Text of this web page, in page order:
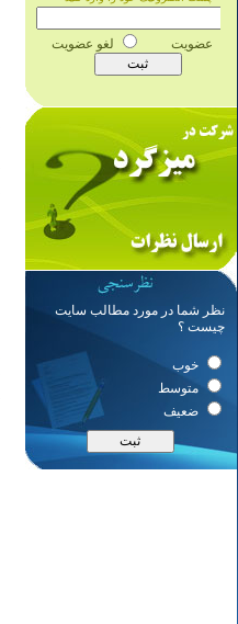
نظر شما در مورد مطالب سایت
چیست ؟
خوب
متوسط
ضعیف